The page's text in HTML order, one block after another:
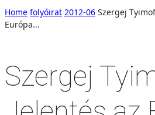
Home folyóirat 2012-06 Szergej
Európa...
Szergej